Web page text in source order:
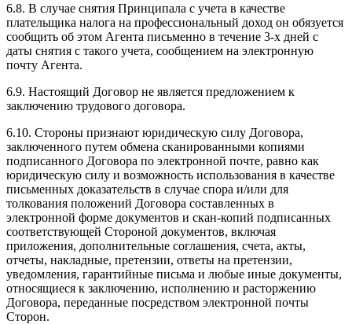
6.8. В случае снятия Принципала с учета в качестве
плательщика налога на профессиональный доход он обязуется
сообщить об этом Агента письменно в течение 3-х дней с
даты снятия с такого учета, сообщением на электронную
почту Агента.
6.9. Настоящий Договор не является предложением к
заключению трудового договора.
6.10. Стороны признают юридическую силу Договора,
заключенного путем обмена сканированными копиями
подписанного Договора по электронной почте, равно как
юридическую силу и возможность использования в качестве
письменных доказательств в случае спора и/или для
толкования положений Договора составленных в
электронной форме документов и скан-копий подписанных
соответствующей Стороной документов, включая
приложения, дополнительные соглашения, счета, акты,
отчеты, накладные, претензии, ответы на претензии,
уведомления, гарантийные письма и любые иные документы,
относящиеся к заключению, исполнению и расторжению
Договора, переданные посредством электронной почты
Сторон.